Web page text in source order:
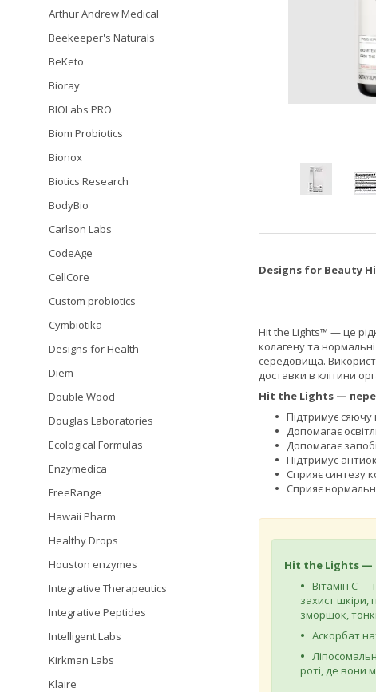
Designs for Beauty
Hit the Lights™ — це
колагену та
середовища.
доставки в клітини
Hit the Lights —
Підтримує сяючу
Допомагає
Допомагає
Підтримує
Сприяє синтезу
Сприяє
Hit the Lights —
Вітамін С —
захист шкіри,
зморшок,
Аскорбат
роті, де вони
Arthur Andrew Medical
Beekeeper's Naturals
BeKeto
Bioray
BIOLabs PRO
Biom Probiotics
Bionox
Biotics Research
BodyBio
Carlson Labs
CodeAge
CellCore
Custom probiotics
Cymbiotika
Designs for Health
Diem
Double Wood
Douglas Laboratories
Ecological Formulas
Enzymedica
FreeRange
Hawaii Pharm
Healthy Drops
Houston enzymes
Integrative Therapeutics
Integrative Peptides
Intelligent Labs
Kirkman Labs
Klaire